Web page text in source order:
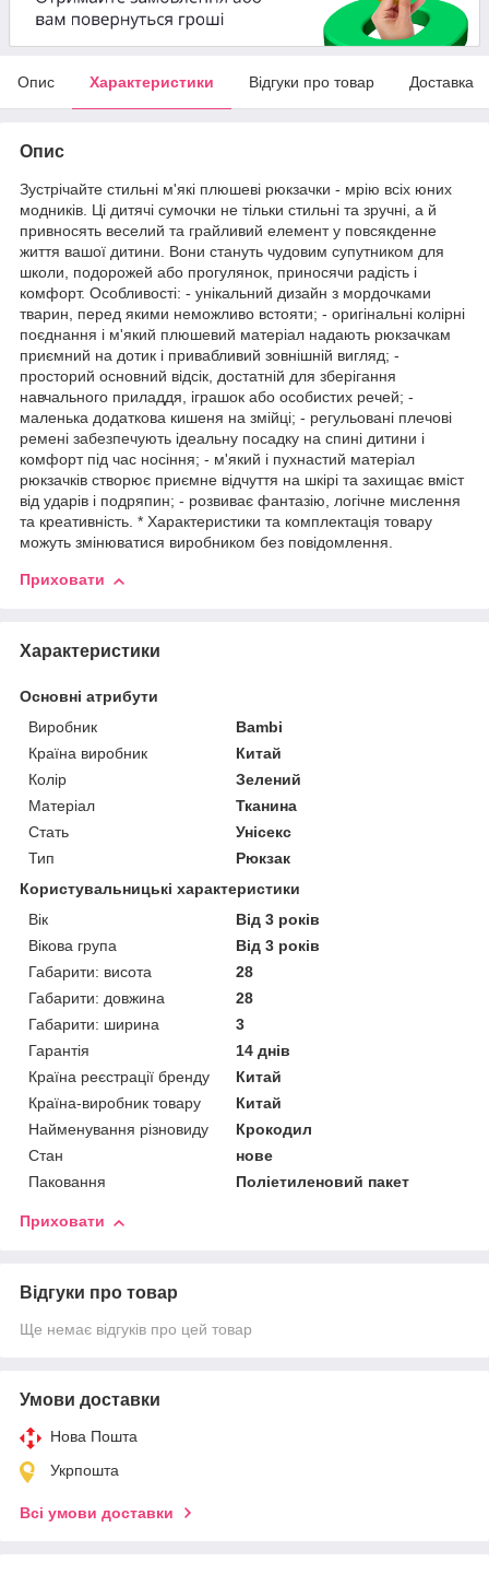
Опис Характеристики Відгуки про товар Доставка
Опис
Зустрічайте стильні м'які плюшеві рюкзачки - мрію всіх юних
модників. Ці дитячі сумочки не тільки стильні та зручні, а й
привносять веселий та грайливий елемент у повсякденне
життя вашої дитини. Вони стануть чудовим супутником для
школи, подорожей або прогулянок, приносячи радість і
комфорт. Особливості: - унікальний дизайн з мордочками
тварин, перед якими неможливо встояти; - оригінальні колірні
поєднання і м'який плюшевий матеріал надають рюкзачкам
приємний на дотик і привабливий зовнішній вигляд; -
просторий основний відсік, достатній для зберігання
навчального приладдя, іграшок або особистих речей; -
маленька додаткова кишеня на змійці; - регульовані плечові
ремені забезпечують ідеальну посадку на спині дитини і
комфорт під час носіння; - м'який і пухнастий матеріал
рюкзачків створює приємне відчуття на шкірі та захищає вміст
від ударів і подряпин; - розвиває фантазію, логічне мислення
та креативність. * Характеристики та комплектація товару
можуть змінюватися виробником без повідомлення.
Приховати
Характеристики
Основні атрибути
Виробник
Bambi
Країна виробник
Китай
Колір
Зелений
Матеріал
Тканина
Стать
Унісекс
Тип
Рюкзак
Користувальницькі характеристики
Вік
Від 3 років
Вікова група
Від 3 років
Габарити: висота
28
Габарити: довжина
28
Габарити: ширина
3
Гарантія
14 днів
Країна реєстрації бренду
Китай
Країна-виробник товару
Китай
Найменування різновиду
Крокодил
Стан
нове
Паковання
Поліетиленовий пакет
Приховати
Відгуки про товар
Ще немає відгуків про цей товар
Умови доставки
Нова Пошта
Укрпошта
Всі умови доставки